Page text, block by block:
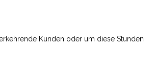
Kunden oder um diese Stunden